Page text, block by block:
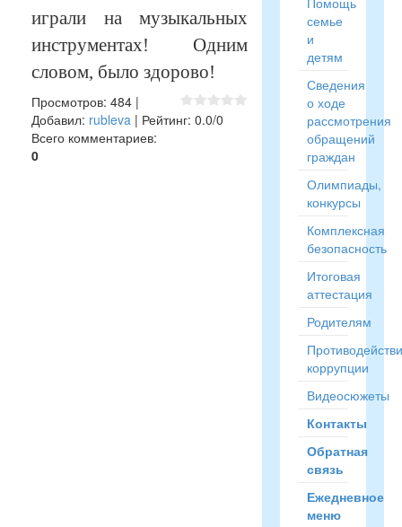
играли на музыкальных
инструментах! Одним
словом, было здорово!
Просмотров: 484 |
Добавил: rubleva | Рейтинг: 0.0/0
Всего комментариев:
0
семье
и
детям
Сведения
о ходе
рассмотрения
обращений
граждан
Олимпиады,
конкурсы
Комплексная
безопасность
Итоговая
аттестация
Родителям
коррупции
Видеосюжеты
Контакты
Обратная
связь
Ежедневное
меню